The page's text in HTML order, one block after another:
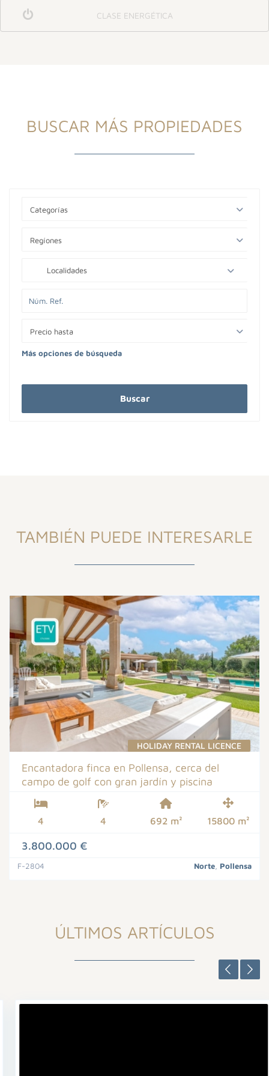
CLASE ENERGÉTICA
BUSCAR MÁS PROPIEDADES
Categorías
Regíones
Localidades
Precio hasta
Más opciones de búsqueda
Buscar
TAMBIÉN PUEDE INTERESARLE
HOLIDAY RENTAL LICENCE
Encantadora finca en Pollensa, cerca del
campo de golf con gran jardín y piscina
4 4 692 m² 15800 m²
3.800.000 €
F-2804 Norte Pollensa
ÚLTIMOS ARTÍCULOS